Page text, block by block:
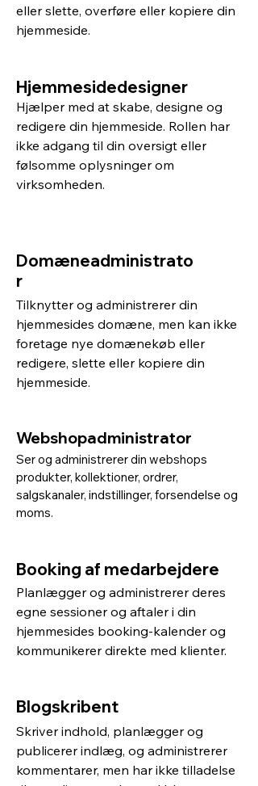
eller slette, overføre eller kopiere din
hjemmeside.
Hjemmesidedesigner
Hjælper med at skabe, designe og
redigere din hjemmeside. Rollen har
ikke adgang til din oversigt eller
følsomme oplysninger om
virksomheden.
Booking af medarbejdere
Planlægger og administrerer deres
egne sessioner og aftaler i din
hjemmesides booking-kalender og
kommunikerer direkte med klienter.
Webshopadministrator
Ser og administrerer din webshops
produkter, kollektioner, ordrer,
salgskanaler, indstillinger, forsendelse og
moms.
Domæneadministrato
r
Tilknytter og administrerer din
hjemmesides domæne, men kan ikke
foretage nye domænekøb eller
redigere, slette eller kopiere din
hjemmeside.
Blogskribent
Skriver indhold, planlægger og
publicerer indlæg, og administrerer
kommentarer, men har ikke tilladelse